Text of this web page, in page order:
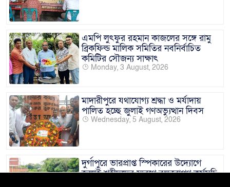
এমপি লুৎফুর রহমান কাজলের সঙ্গে রামু
ব্রিকফিল্ড মালিক সমিতির নবনির্বাচিত
কমিটির সৌজন্য সাক্ষাৎ
Monday, 3 August, 2026
মাদারীপুরে যথাযোগ্য শ্রদ্ধা ও মর্যাদায়
পালিত হচ্ছে জুলাই গণঅভ্যুত্থান দিবস
Wednesday, 5 August, 2026
দুর্গাপুরে ভারপ্রাপ্ত স্পিকারের উদ্যোগে
জুলাই শহীদদের স্মরণে বৃক্ষরোপণ কর্মসূচি